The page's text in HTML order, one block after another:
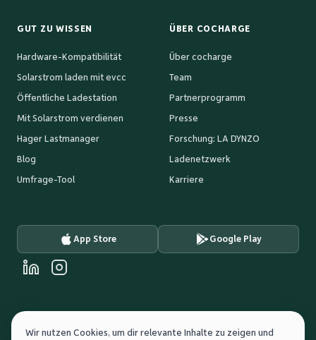
GUT ZU WISSEN
Hardware-Kompatibilität
Solarstrom laden mit evcc
Öffentliche Ladestation
Mit Solarstrom verdienen
Hager Lastmanager
Blog
Umfrage-Tool
ÜBER COCHARGE
Über cocharge
Team
Partnerprogramm
Presse
Forschung: LA DYNZO
Ladenetzwerk
Karriere
App Store Google Play
GEFÖRDERT DURCH
Wir nutzen Cookies, um dir relevante Inhalte zu zeigen und